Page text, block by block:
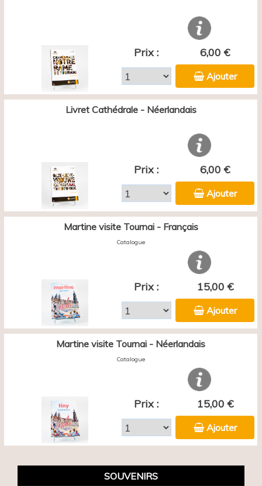
Prix : 6,00 €
Ajouter
Livret Cathédrale - Néerlandais
Prix : 6,00 €
Ajouter
Martine visite Tournai - Français
Catalogue
Prix : 15,00 €
Ajouter
Martine visite Tournai - Néerlandais
Catalogue
Prix : 15,00 €
Ajouter
SOUVENIRS